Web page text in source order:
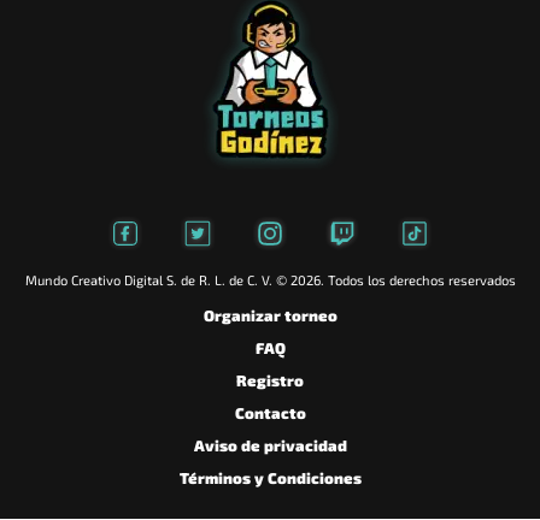
Mundo Creativo Digital S. de R. L. de C. V. © 2026. Todos los derechos reservados
Organizar torneo
FAQ
Registro
Contacto
Aviso de privacidad
Términos y Condiciones